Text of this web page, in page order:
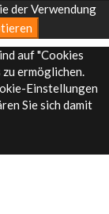
der Verwendung
auf "Cookies
ermöglichen.
Einstellungen
Sie sich damit